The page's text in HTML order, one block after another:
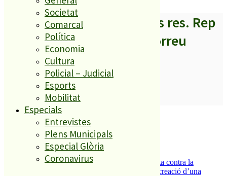
Societat
Comarcal
Política
Economia
Cultura
Policial – Judicial
Esports
Mobilitat
Especials
Entrevistes
Plens Municipals
Especial Glòria
Coronavirus
A partir d’ara no et perdis res. Rep
els titulars al teu correu
SUBSCRIURE’M
És tendència ara
ESPORTS CAP DE SETMANA
Els veïns de Palafolls refermen la seva lluita contra la
benzinera del carrer Passada i preparen la creació d’una